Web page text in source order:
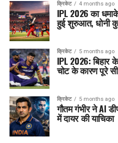
क्रिकेट 4 months ago
IPL 2026 का
हुई शुरुआत, धोनी
क्रिकेट 5 months ago
IPL 2026:
चोट के कारण पूरे
क्रिकेट 5 months ago
गौतम गंभीर ने AI
में दायर की याचिका